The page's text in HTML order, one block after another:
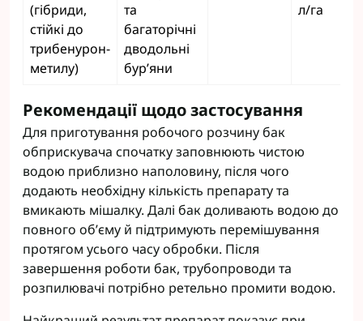
(гібриди,
стійкі до
трибенурон-
метилу)
та
багаторічні
дводольні
бур’яни
л/га
Рекомендації щодо застосування
Для приготування робочого розчину бак
обприскувача спочатку заповнюють чистою
водою приблизно наполовину, після чого
додають необхідну кількість препарату та
вмикають мішалку. Далі бак доливають водою до
повного об’єму й підтримують перемішування
протягом усього часу обробки. Після
завершення роботи бак, трубопроводи та
розпилювачі потрібно ретельно промити водою.